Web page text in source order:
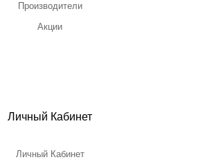
Производители
Акции
Личный Кабинет
Личный Кабинет